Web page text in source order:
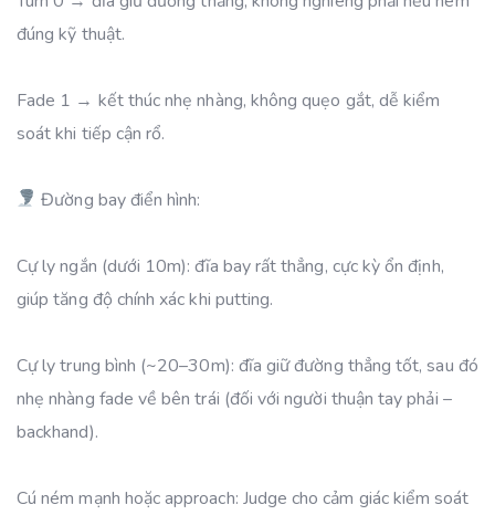
đúng kỹ thuật.
Fade 1 → kết thúc nhẹ nhàng, không quẹo gắt, dễ kiểm
soát khi tiếp cận rổ.
Đường bay điển hình:
Cự ly ngắn (dưới 10m): đĩa bay rất thẳng, cực kỳ ổn định,
giúp tăng độ chính xác khi putting.
Cự ly trung bình (~20–30m): đĩa giữ đường thẳng tốt, sau đó
nhẹ nhàng fade về bên trái (đối với người thuận tay phải –
backhand).
Cú ném mạnh hoặc approach: Judge cho cảm giác kiểm soát